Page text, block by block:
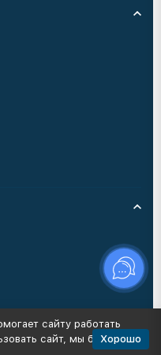
сайту работать
сайт, мы будемХорошо